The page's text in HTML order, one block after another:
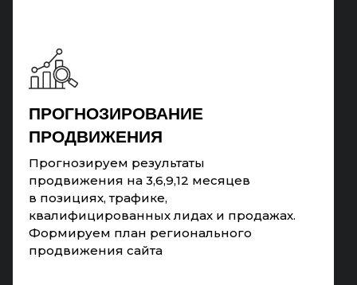
Прогнозируем результаты
продвижения на 3,6,9,12 месяцев
в позициях, трафике,
квалифицированных лидах и продажах.
Формируем план регионального
продвижения сайта
ПРОГНОЗИРОВАНИЕ
ПРОДВИЖЕНИЯ